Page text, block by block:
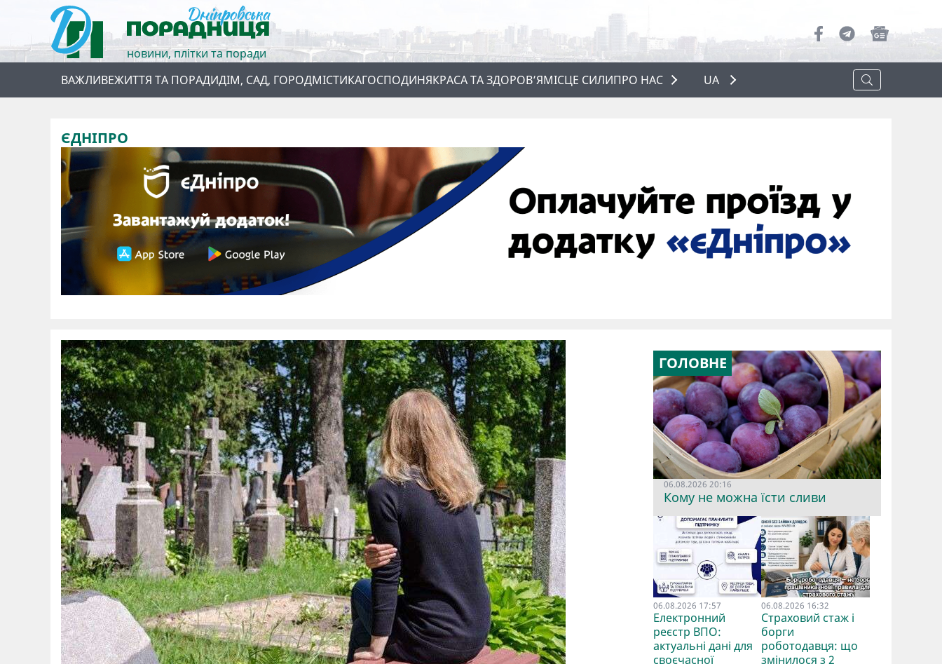
новини, плітки та поради
ВАЖЛИВЕЖИТТЯ ТА ПОРАДИДІМ, САД, ГОРОДМІСТИКАГОСПОДИНЯКРАСА ТА ЗДОРОВ’ЯМІСЦЕ СИЛИПРО НАС
UA
ЄДНІПРО
ГОЛОВНЕ
06.08.2026 20:16
Кому не можна їсти сливи
06.08.2026 17:57
Електронний
реєстр ВПО:
актуальні дані для
своєчасної
06.08.2026 16:32
Страховий стаж і
борги
роботодавця: що
змінилося з 2